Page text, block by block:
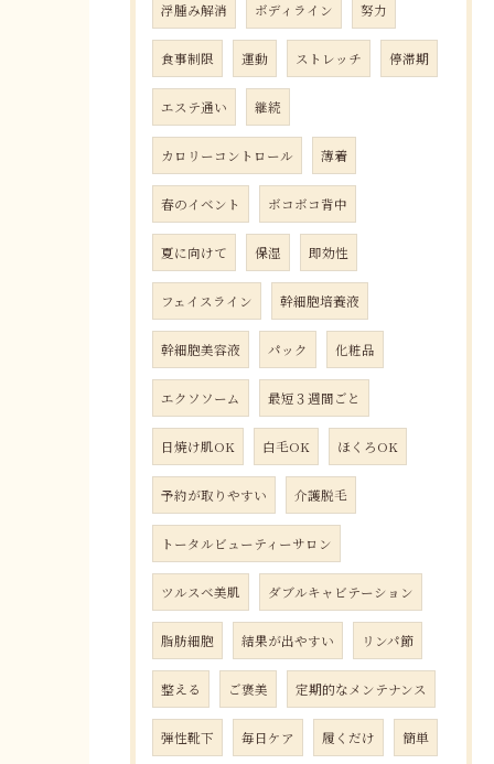
浮腫み解消 ボディライン 努力
食事制限 運動 ストレッチ 停滞期
エステ通い 継続
カロリーコントロール 薄着
春のイベント ボコボコ背中
夏に向けて 保湿 即効性
フェイスライン 幹細胞培養液
幹細胞美容液 パック 化粧品
エクソソーム 最短３週間ごと
日焼け肌OK 白毛OK ほくろOK
予約が取りやすい 介護脱毛
トータルビューティーサロン
ツルスベ美肌 ダブルキャビテーション
脂肪細胞 結果が出やすい リンパ節
整える ご褒美 定期的なメンテナンス
弾性靴下 毎日ケア 履くだけ 簡単